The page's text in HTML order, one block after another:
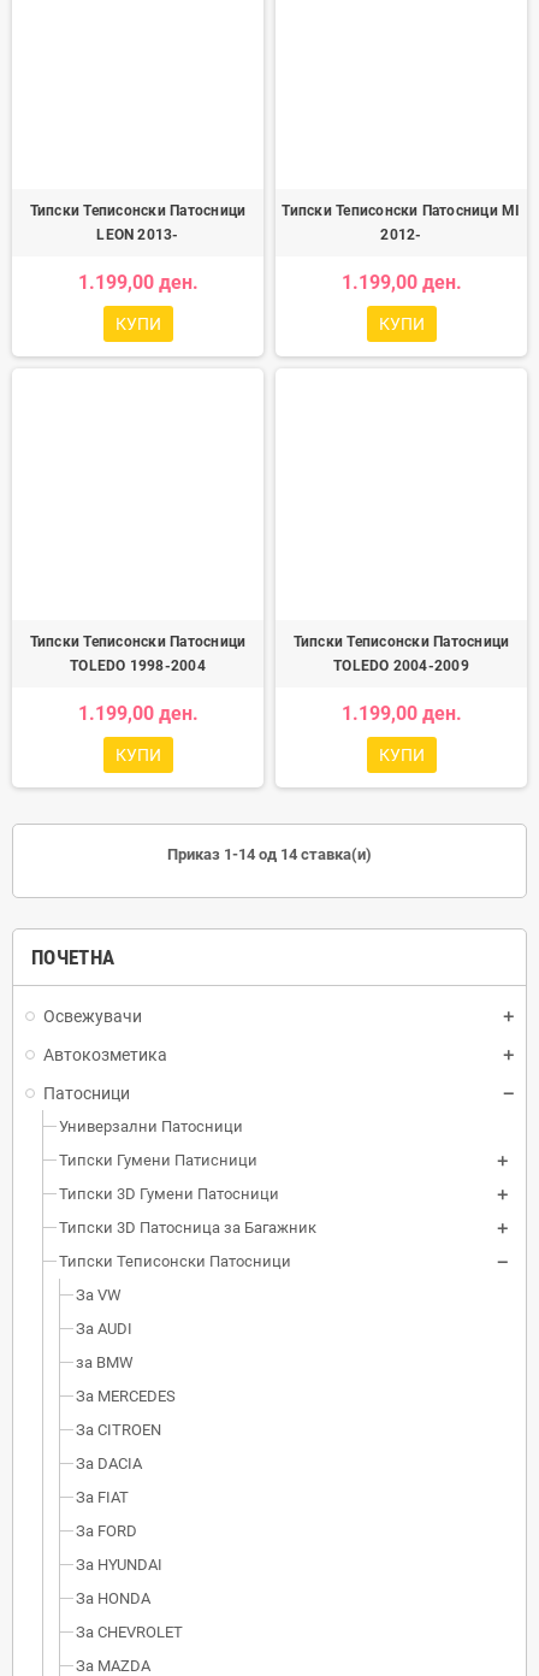
ПОЧЕТНА
Освежувачи
Автокозметика
Патосници
Универзални Патосници
Типски Гумени Патисници
Типски 3D Гумени Патосници
Типски 3D Патосница за Багажник
Типски Теписонски Патосници
За VW
За AUDI
за BMW
За MERCEDES
За CITROEN
За DACIA
За FIAT
За FORD
За HYUNDAI
За HONDA
За CHEVROLET
За MAZDA
Типски Теписонски Патосници
LEON 2013-
1.199,00 ден.
КУПИ
Типски Теписонски Патосници MI
2012-
1.199,00 ден.
КУПИ
Типски Теписонски Патосници
TOLEDO 1998-2004
1.199,00 ден.
КУПИ
Типски Теписонски Патосници
TOLEDO 2004-2009
1.199,00 ден.
КУПИ
Приказ 1-14 од 14 ставка(и)